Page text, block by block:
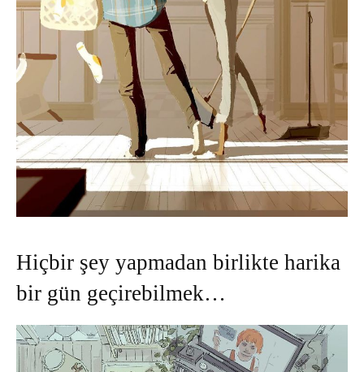
Hiçbir şey yapmadan birlikte harika
bir gün geçirebilmek…